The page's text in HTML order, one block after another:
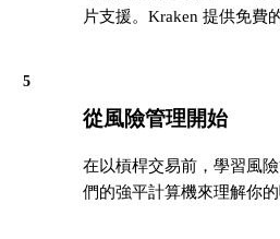
片支援。Kraken 提供免費
5
從風險管理開始
在以槓桿交易前，學習風
們的強平計算機來理解你的